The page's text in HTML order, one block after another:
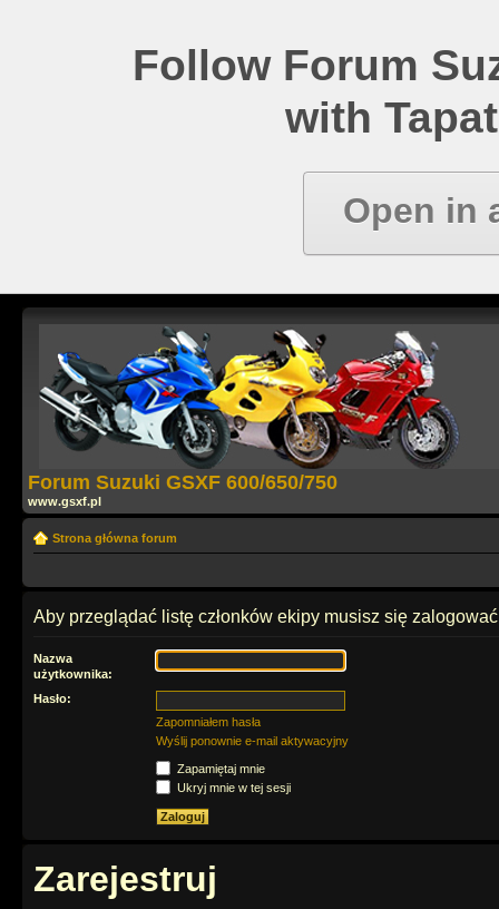
Follow Forum
with
Open in
Forum Suzuki GSXF 600/650/750
www.gsxf.pl
Strona główna forum
Aby przeglądać listę członków ekipy musisz się
Nazwa
użytkownika:
Hasło:
Zapomniałem hasła
Wyślij ponownie e-mail aktywacyjny
Zapamiętaj mnie
Ukryj mnie w tej sesji
Zarejestruj